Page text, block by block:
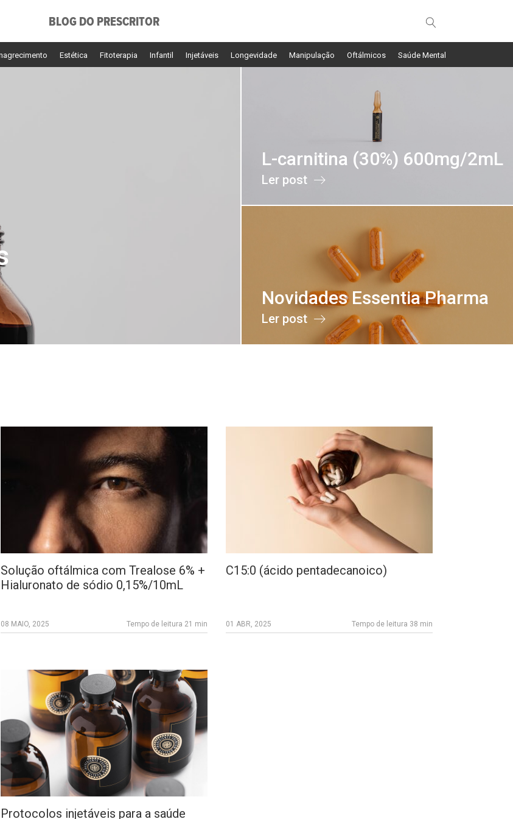
BLOG DO PRESCRITOR
Estética Fitoterapia Infantil Injetáveis Longevidade Manipulação Oftálmicos Saúde Mental
L-carnitina (30%) 600mg/2mL
Ler post
Novidades Essentia Pharma
Ler post
Solução oftálmica com Trealose 6% +
Hialuronato de sódio 0,15%/10mL
08 MAIO, 2025 Tempo de leitura 21 min
C15:0 (ácido pentadecanoico)
01 ABR, 2025 Tempo de leitura 38 min
Protocolos injetáveis para a saúde